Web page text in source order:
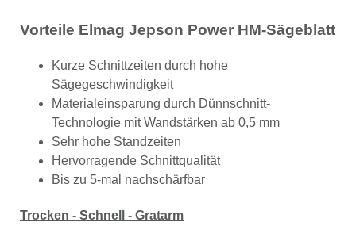
Vorteile Elmag Jepson Power HM-Sägeblatt
Kurze Schnittzeiten durch hohe
Sägegeschwindigkeit
Materialeinsparung durch Dünnschnitt-
Technologie mit Wandstärken ab 0,5 mm
Sehr hohe Standzeiten
Hervorragende Schnittqualität
Bis zu 5-mal nachschärfbar
Trocken - Schnell - Gratarm